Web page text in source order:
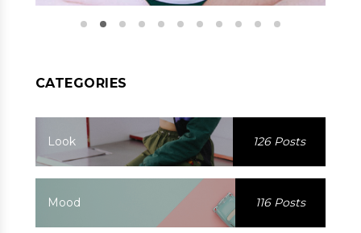
CATEGORIES
Look 126 Posts
Mood 116 Posts